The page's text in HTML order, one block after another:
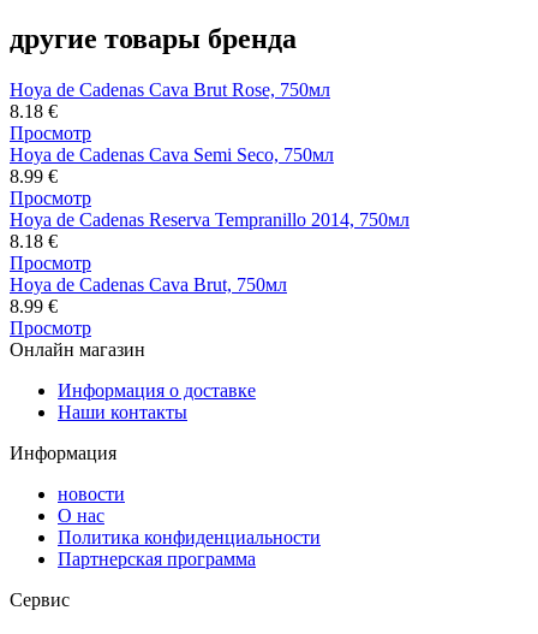
другие товары бренда
Hoya de Cadenas Cava Brut Rose, 750мл
8.18 €
Просмотр
Hoya de Cadenas Cava Semi Seco, 750мл
8.99 €
Просмотр
Hoya de Cadenas Reserva Tempranillo 2014, 750мл
8.18 €
Просмотр
Hoya de Cadenas Cava Brut, 750мл
8.99 €
Просмотр
Онлайн магазин
Информация о доставке
Наши контакты
Информация
новости
О нас
Политика конфиденциальности
Партнерская программа
Сервис